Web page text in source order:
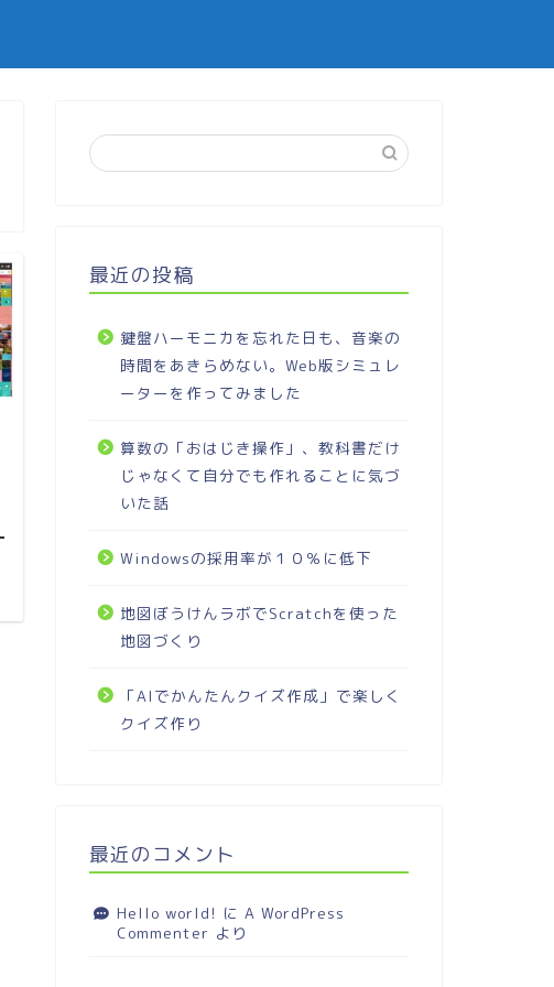
最近の投稿
鍵盤ハーモニカを忘れた日も、音楽の
時間をあきらめない。Web版シミュレ
ーターを作ってみました
算数の「おはじき操作」、教科書だけ
じゃなくて自分でも作れることに気づ
いた話
Windowsの採用率が１０％に低下
地図ぼうけんラボでScratchを使った
地図づくり
「AIでかんたんクイズ作成」で楽しく
クイズ作り
最近のコメント
Hello world! に A WordPress
Commenter より